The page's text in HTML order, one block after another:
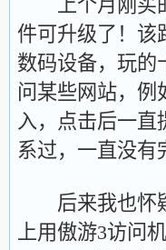
上个月刚买的
件可升级了！该
数码设备，玩的
问某些网站，例
入，点击后一直
系过，一直没有
后来我也怀疑
上用傲游3访问